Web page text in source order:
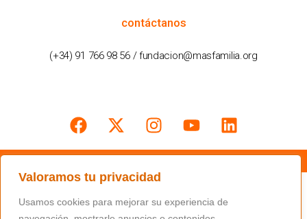
Valoramos tu privacidad
Usamos cookies para mejorar su experiencia de
contáctanos
(+34) 91 766 98 56 / fundacion@masfamilia.org